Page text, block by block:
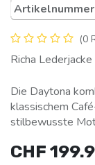
(0
Richa
Die Daytona
klassischem
stilbewusste
CHF